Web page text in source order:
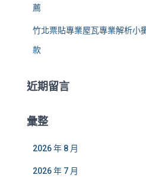
薦
竹北票貼專業屋瓦專業解析小
款
近期留言
彙整
2026 年 8 月
2026 年 7 月